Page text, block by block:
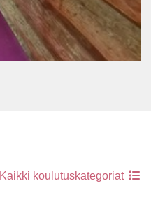
Kaikki koulutuskategoriat